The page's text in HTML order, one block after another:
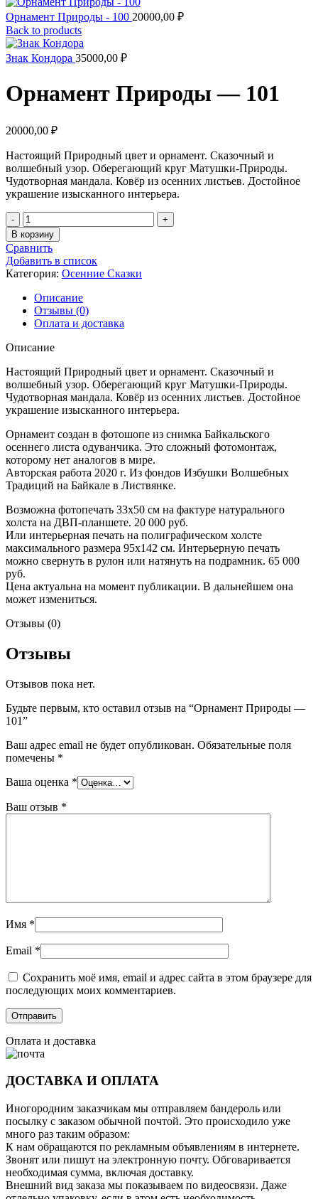
Орнамент Природы - 100 20000,00 ₽
Back to products
Знак Кондора 35000,00 ₽
Орнамент Природы — 101
20000,00 ₽
Настоящий Природный цвет и орнамент. Сказочный и
волшебный узор. Оберегающий круг Матушки-Природы.
Чудотворная мандала. Ковёр из осенних листьев. Достойное
украшение изысканного интерьера.
Количество
товара
Орнамент
Природы
-
101
В корзину
Сравнить
Добавить в список
Категория: Осенние Сказки
Описание
Отзывы (0)
Оплата и доставка
Описание
Настоящий Природный цвет и орнамент. Сказочный и
волшебный узор. Оберегающий круг Матушки-Природы.
Чудотворная мандала. Ковёр из осенних листьев. Достойное
украшение изысканного интерьера.
Орнамент создан в фотошопе из снимка Байкальского
осеннего листа одуванчика. Это сложный фотомонтаж,
которому нет аналогов в мире.
Авторская работа 2020 г. Из фондов Избушки Волшебных
Традиций на Байкале в Листвянке.
Возможна фотопечать 33х50 см на фактуре натурального
холста на ДВП-планшете. 20 000 руб.
Или интерьерная печать на полиграфическом холсте
максимального размера 95х142 см. Интерьерную печать
можно свернуть в рулон или натянуть на подрамник. 65 000
руб.
Цена актуальна на момент публикации. В дальнейшем она
может измениться.
Отзывы (0)
Отзывы
Отзывов пока нет.
Будьте первым, кто оставил отзыв на “Орнамент Природы —
101”
Ваш адрес email не будет опубликован. Обязательные поля
помечены *
Ваша оценка *
Ваш отзыв *
Имя *
Email *
Сохранить моё имя, email и адрес сайта в этом браузере для
последующих моих комментариев.
Оплата и доставка
ДОСТАВКА И ОПЛАТА
Иногородним заказчикам мы отправляем бандероль или
посылку с заказом обычной почтой. Это происходило уже
много раз таким образом:
К нам обращаются по рекламным объявлениям в интернете.
Звонят или пишут на электронную почту. Обговаривается
необходимая сумма, включая доставку.
Внешний вид заказа мы показываем по видеосвязи. Даже